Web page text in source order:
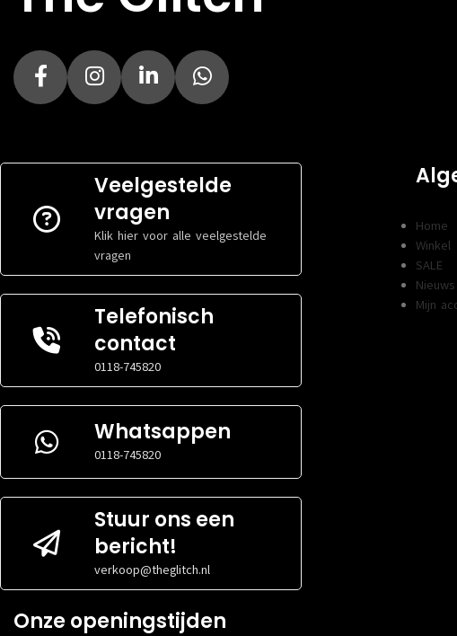
Veelgestelde
vragen
Klik hier voor alle veelgestelde
vragen
Telefonisch
contact
0118-745820
Whatsappen
0118-745820
Stuur ons een
bericht!
verkoop@theglitch.nl
Onze openingstijden
Home
Winkel
SALE
Nieuws
Mijn